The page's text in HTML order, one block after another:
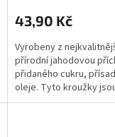
43,90 Kč
Vyrobeny z
přírodní jahodovou
přidaného cukru,
oleje. Tyto kroužky
chuťově jemné...